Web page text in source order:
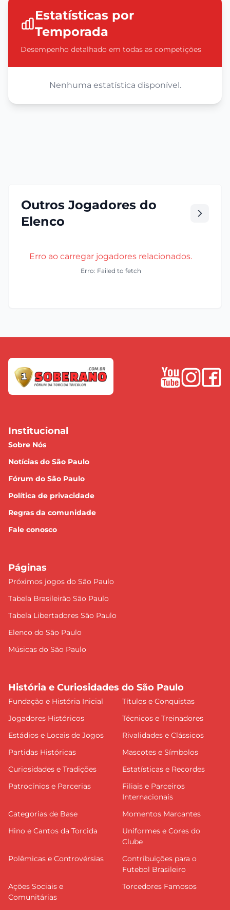
Estatísticas por
Temporada
Desempenho detalhado em todas as competições
Nenhuma estatística disponível.
Outros Jogadores do
Elenco
Erro ao carregar jogadores relacionados.
Erro: Failed to fetch
Institucional
Sobre Nós
Notícias do São Paulo
Fórum do São Paulo
Política de privacidade
Regras da comunidade
Fale conosco
Páginas
Próximos jogos do São Paulo
Tabela Brasileirão São Paulo
Tabela Libertadores São Paulo
Elenco do São Paulo
Músicas do São Paulo
História e Curiosidades do São Paulo
Fundação e História Inicial
Títulos e Conquistas
Jogadores Históricos
Técnicos e Treinadores
Estádios e Locais de Jogos
Rivalidades e Clássicos
Partidas Históricas
Mascotes e Símbolos
Curiosidades e Tradições
Estatísticas e Recordes
Patrocínios e Parcerias
Filiais e Parceiros
Internacionais
Categorias de Base
Momentos Marcantes
Hino e Cantos da Torcida
Uniformes e Cores do
Clube
Polêmicas e Controvérsias
Contribuições para o
Futebol Brasileiro
Ações Sociais e
Comunitárias
Torcedores Famosos